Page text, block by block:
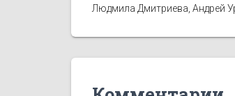
Людмила Дмитриева, Андрей